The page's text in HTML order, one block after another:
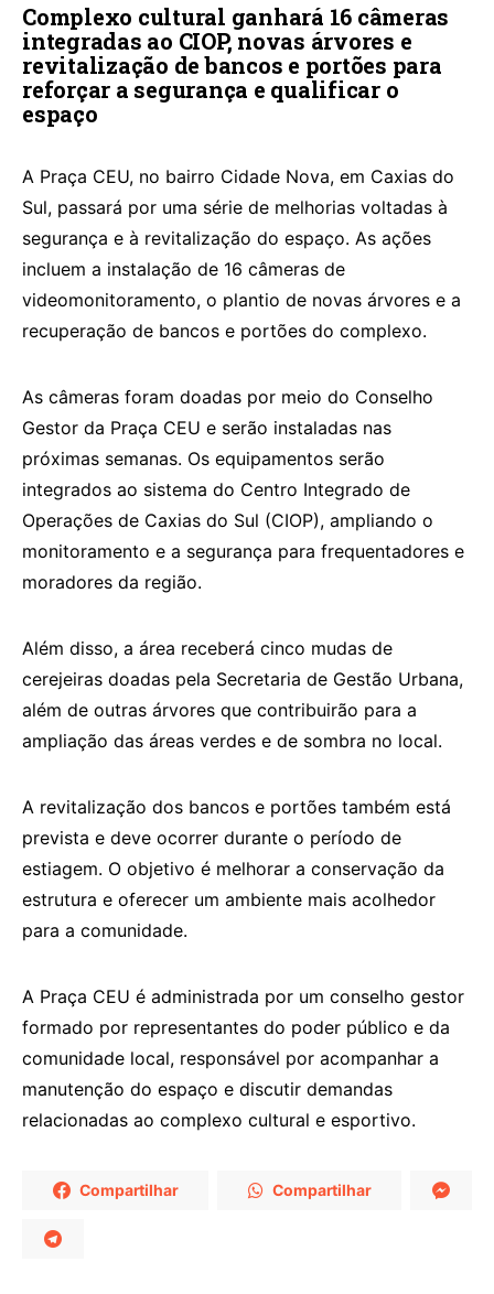
Complexo cultural ganhará 16 câmeras
integradas ao CIOP, novas árvores e
revitalização de bancos e portões para
reforçar a segurança e qualificar o
espaço
A Praça CEU, no bairro Cidade Nova, em Caxias do
Sul, passará por uma série de melhorias voltadas à
segurança e à revitalização do espaço. As ações
incluem a instalação de 16 câmeras de
videomonitoramento, o plantio de novas árvores e a
recuperação de bancos e portões do complexo.
As câmeras foram doadas por meio do Conselho
Gestor da Praça CEU e serão instaladas nas
próximas semanas. Os equipamentos serão
integrados ao sistema do Centro Integrado de
Operações de Caxias do Sul (CIOP), ampliando o
monitoramento e a segurança para frequentadores e
moradores da região.
Além disso, a área receberá cinco mudas de
cerejeiras doadas pela Secretaria de Gestão Urbana,
além de outras árvores que contribuirão para a
ampliação das áreas verdes e de sombra no local.
A revitalização dos bancos e portões também está
prevista e deve ocorrer durante o período de
estiagem. O objetivo é melhorar a conservação da
estrutura e oferecer um ambiente mais acolhedor
para a comunidade.
A Praça CEU é administrada por um conselho gestor
formado por representantes do poder público e da
comunidade local, responsável por acompanhar a
manutenção do espaço e discutir demandas
relacionadas ao complexo cultural e esportivo.
Compartilhar Compartilhar